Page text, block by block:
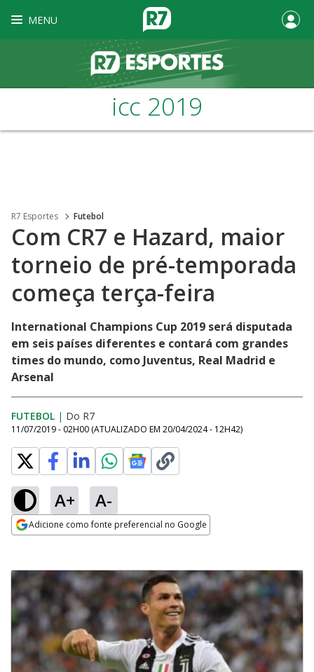
MENU
icc 2019
R7 Esportes Futebol
Com CR7 e Hazard, maior
torneio de pré-temporada
começa terça-feira
International Champions Cup 2019 será disputada
em seis países diferentes e contará com grandes
times do mundo, como Juventus, Real Madrid e
Arsenal
FUTEBOL | Do R7
11/07/2019 - 02H00 (ATUALIZADO EM 20/04/2024 - 12H42)
A+ A-
Adicione como fonte preferencial no Google